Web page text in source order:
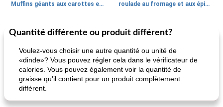
Muffins géants aux carottes et à la banane de Nif roulade au fromage et aux épinards
30min
Marques de confiance: recettes et
astuces
Viande et volaille
Quantité différente ou produit différent?
Voulez-vous choisir une autre quantité ou unité de
«dinde»? Vous pouvez régler cela dans le vérificateur de
calories. Vous pouvez également voir la quantité de
graisse qu'il contient pour un produit complètement
différent.